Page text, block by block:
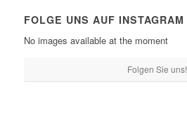
FOLGE UNS AUF INSTAGRAM
No images available at the moment
Folgen Sie uns!